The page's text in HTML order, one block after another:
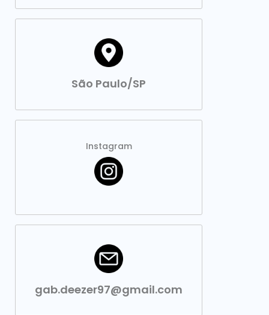
São Paulo/SP
Instagram
gab.deezer97@gmail.com